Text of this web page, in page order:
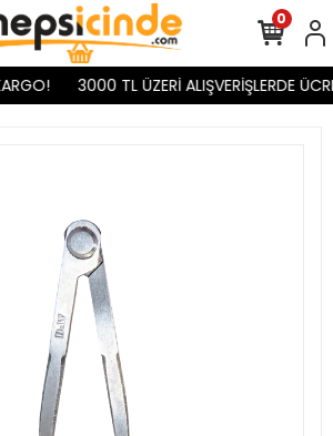
3000 TL ÜZERİ ALIŞVERİŞLERDE
0